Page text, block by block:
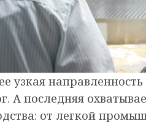
узкая
А последняя
от легкой